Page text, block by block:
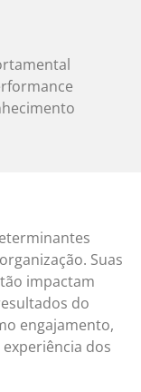
Suas
impactam
do
engajamento,
dos